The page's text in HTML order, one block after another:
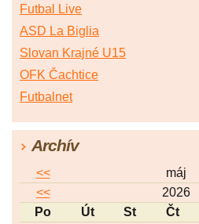
Futbal Live
ASD La Biglia
Slovan Krajné U15
OFK Čachtice
Futbalnet
Archív
<< máj
<<
2026
Po
Út St Čt